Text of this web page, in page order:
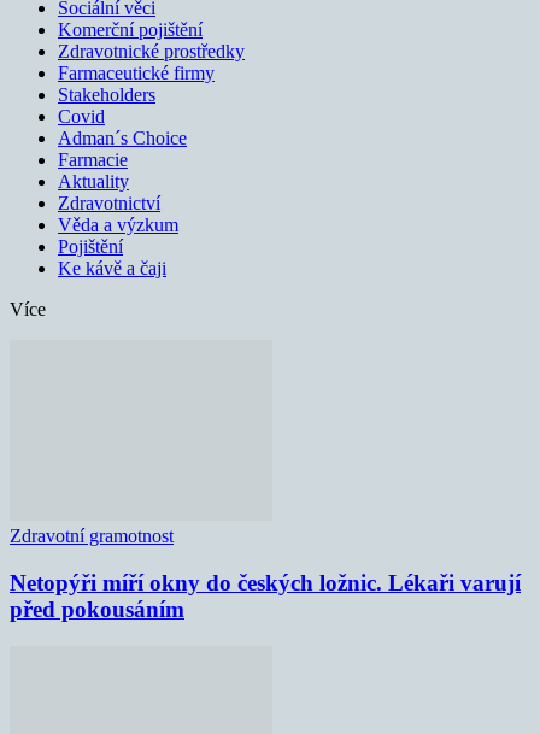
Sociální věci
Komerční pojištění
Zdravotnické prostředky
Farmaceutické firmy
Stakeholders
Covid
Adman´s Choice
Farmacie
Aktuality
Zdravotnictví
Věda a výzkum
Pojištění
Ke kávě a čaji
Více
Zdravotní gramotnost
Netopýři míří okny do českých ložnic. Lékaři varují
před pokousáním